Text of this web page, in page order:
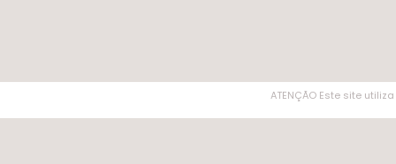
ATENÇÃO Este site utiliza cookies. Ao navegar no site estará a consentir
ATENÇÃO Este site